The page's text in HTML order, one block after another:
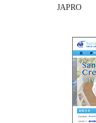
JAPRO